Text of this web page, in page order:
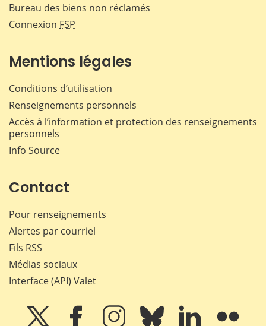
Bureau des biens non réclamés
Connexion FSP
Mentions légales
Conditions d’utilisation
Renseignements personnels
Accès à l’information et protection des renseignements
personnels
Info Source
Contact
Pour renseignements
Alertes par courriel
Fils RSS
Médias sociaux
Interface (API) Valet